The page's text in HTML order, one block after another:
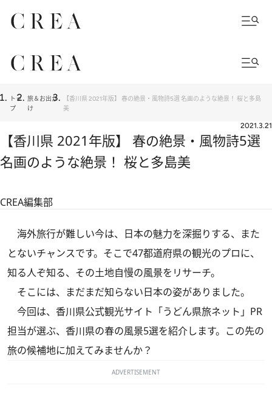
トッ
プ
旅＆お出か
け
【香川県 2021年版】 春の絶景・風物詩5選 名画のような絶景！ 桜と多島
美
2021.3.21
【香川県 2021年版】 春の絶景・風物詩5選
名画のような絶景！ 桜と多島美
CREA編集部
海外旅行が難しい今は、日本の魅力を深掘りする、また
とないチャンスです。そこで47都道府県の観光のプロに、
知る人ぞ知る、その土地自慢の風景をリサーチ。
そこには、まだまだ知らない日本の姿がありました。
今回は、香川県公式観光サイト「うどん県旅ネット」PR
担当が選ぶ、香川県の春の風景5選を紹介します。この先の
旅の候補地に加えてみませんか？
ADVERTISEMENT